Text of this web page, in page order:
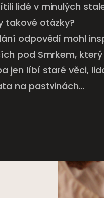
lidé v minulých
takové otázky?
odpovědí mohl
pod Smrkem,
jen líbí staré věci,
na pastvinách…